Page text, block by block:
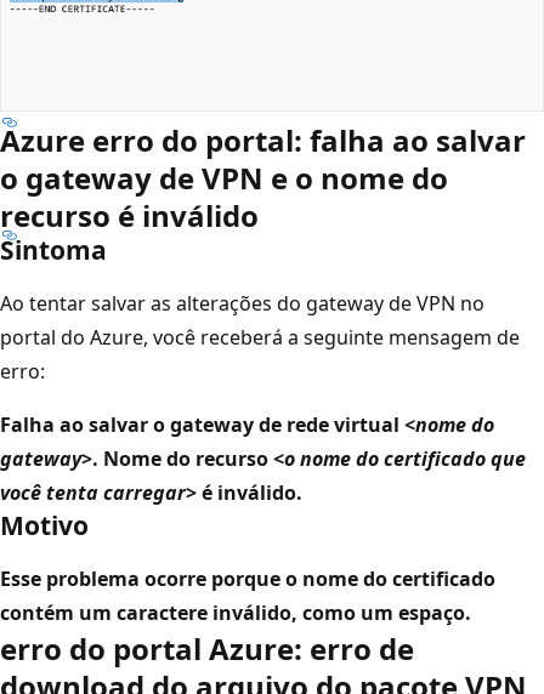
Azure erro do portal: falha ao salvar
o gateway de VPN e o nome do
recurso é inválido
Sintoma
Ao tentar salvar as alterações do gateway de VPN no
portal do Azure, você receberá a seguinte mensagem de
erro:
Falha ao salvar o gateway de rede virtual <nome do
gateway>. Nome do recurso <o nome do certificado que
você tenta carregar> é inválido.
Motivo
Esse problema ocorre porque o nome do certificado
contém um caractere inválido, como um espaço.
erro do portal Azure: erro de
download do arquivo do pacote VPN